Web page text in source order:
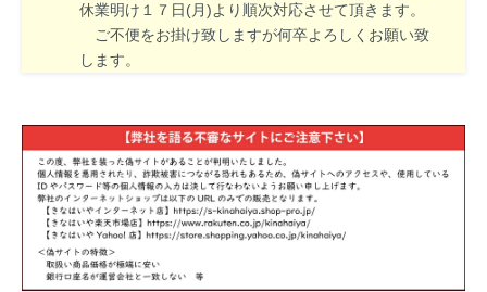
休業明け１７日(月)より順次対応させて頂きます。
ご不便をお掛け致しますが何卒よろしくお願い致
します。